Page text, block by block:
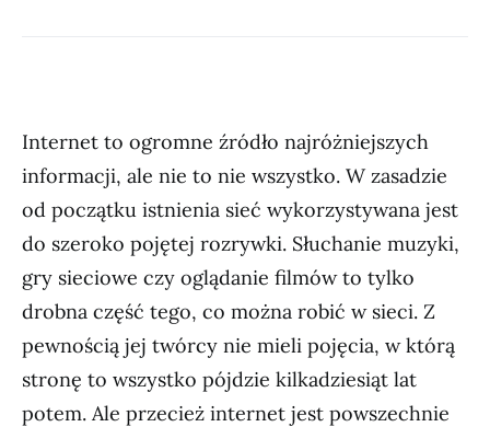
Internet to ogromne źródło najróżniejszych
informacji, ale nie to nie wszystko. W zasadzie
od początku istnienia sieć wykorzystywana jest
do szeroko pojętej rozrywki. Słuchanie muzyki,
gry sieciowe czy oglądanie filmów to tylko
drobna część tego, co można robić w sieci. Z
pewnością jej twórcy nie mieli pojęcia, w którą
stronę to wszystko pójdzie kilkadziesiąt lat
potem. Ale przecież internet jest powszechnie